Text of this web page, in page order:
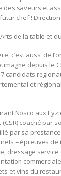
des saveurs et
chef !
de la table et
c’est aussi de
depuis le
candidats
et
Nosco aux
(CSR) coaché par
par sa
= épreuves de
dressage
et vins du